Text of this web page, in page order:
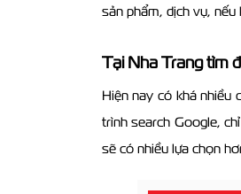
sản phẩm, dịch vụ,
Tại Nha Trang tìm
Hiện nay có khá nhiều
trình search Google,
sẽ có nhiều lựa chọn